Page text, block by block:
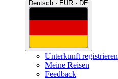
Deutsch · EUR · DE
Unterkunft registrieren
Meine Reisen
Feedback